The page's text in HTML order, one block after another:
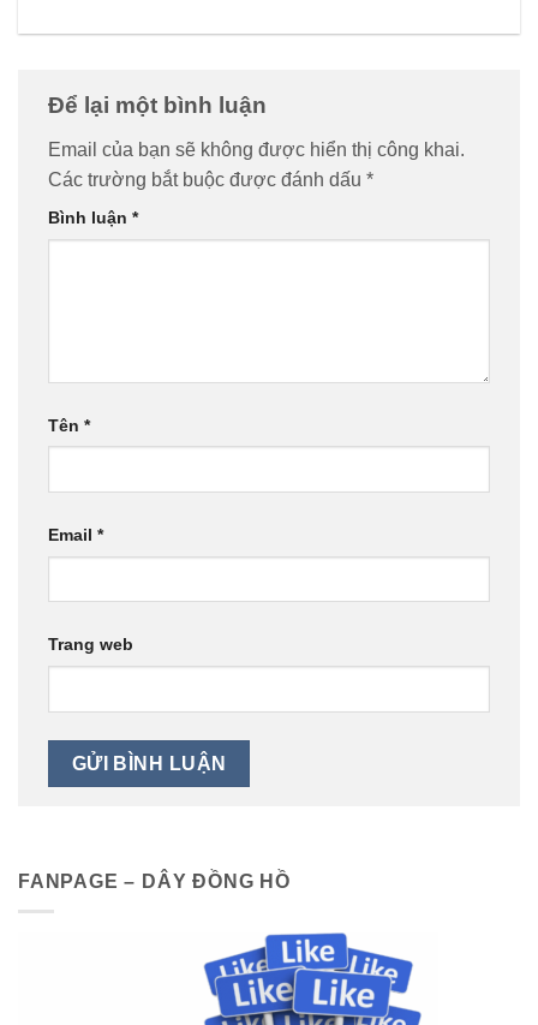
Để lại một bình luận
Email của bạn sẽ không được hiển thị công khai.
Các trường bắt buộc được đánh dấu *
Bình luận *
Tên *
Email *
Trang web
FANPAGE – DÂY ĐỒNG HỒ